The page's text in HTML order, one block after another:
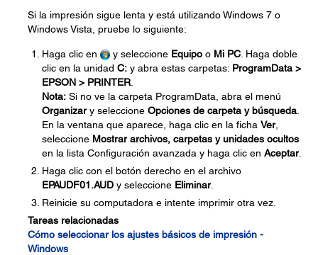
Si la impresión sigue lenta y está utilizando Windows 7 o
Windows Vista, pruebe lo siguiente:
Haga clic en y seleccione Equipo o Mi PC . Haga doble
clic en la unidad C: y abra estas carpetas: ProgramData >
EPSON > PRINTER
Nota: Si no ve la carpeta ProgramData, abra el menú
Organizary seleccione Opciones de carpeta y búsqueda
En la ventana que aparece, haga clic en la ficha Ver,
seleccione Mostrar archivos, carpetas y unidades ocultos
en la lista Configuración avanzada y haga clic en Aceptar.
Haga clic con el botón derecho en el archivo
EPAUDF01.AUD y seleccione Eliminar.
Reinicie su computadora e intente imprimir otra vez.
Tareas relacionadas
Cómo seleccionar los ajustes básicos de impresión -
Windows